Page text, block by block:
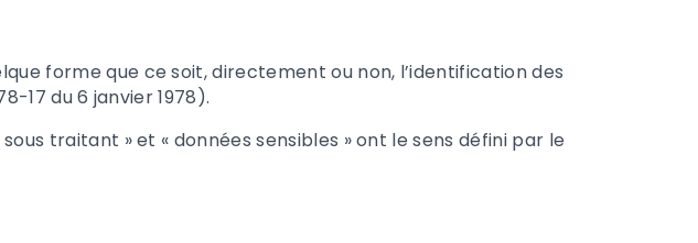
forme que ce soit, directement ou non, l’identification des
17 du 6 janvier 1978).
traitant » et « données sensibles » ont le sens défini par le